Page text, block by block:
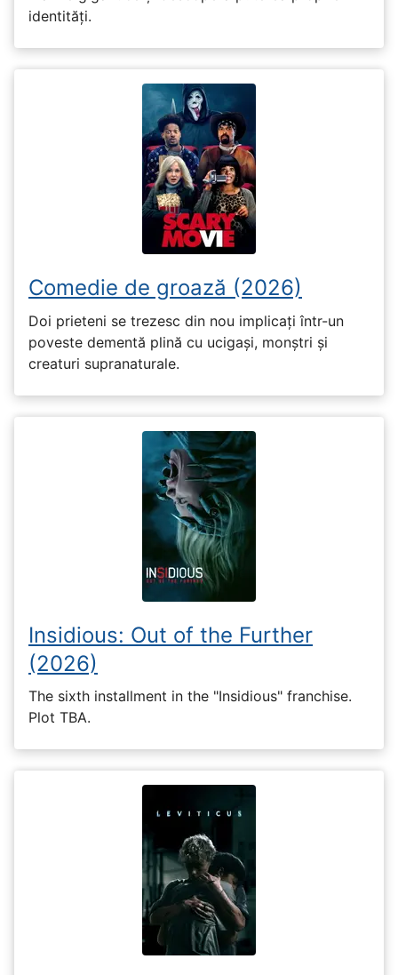
identități.
Comedie de groază (2026)
Doi prieteni se trezesc din nou implicați într-un
poveste dementă plină cu ucigași, monștri și
creaturi supranaturale.
Insidious: Out of the Further
(2026)
The sixth installment in the "Insidious" franchise.
Plot TBA.